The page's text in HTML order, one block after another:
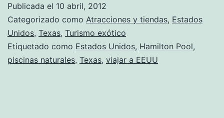
Publicada el 10 abril, 2012
Categorizado como Atracciones y tiendas, Estados
Unidos, Texas, Turismo exótico
Etiquetado como Estados Unidos, Hamilton Pool,
piscinas naturales, Texas, viajar a EEUU